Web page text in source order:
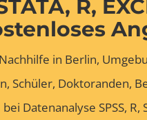
R,
in Berlin,
Schüler, Doktoranden,
bei Datenanalyse SPSS, R,